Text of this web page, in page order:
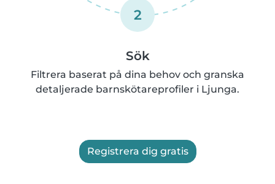
2
Sök
Filtrera baserat på dina behov och granska
detaljerade barnskötareprofiler i Ljunga.
Registrera dig gratis